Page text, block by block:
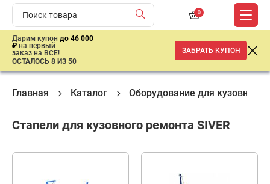
0
Дарим купон до 46 000
₽ на первый
заказ на ВСЕ!
ОСТАЛОСЬ 8 ИЗ 50
ЗАБРАТЬ КУПОН
Главная Каталог Оборудование для кузовного
Стапели для кузовного ремонта SIVER